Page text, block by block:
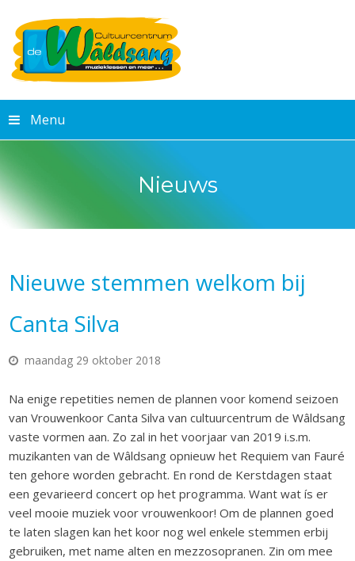
Menu
Nieuws
Nieuwe stemmen welkom bij
Canta Silva
maandag 29 oktober 2018
Na enige repetities nemen de plannen voor komend seizoen
van Vrouwenkoor Canta Silva van cultuurcentrum de Wâldsang
vaste vormen aan. Zo zal in het voorjaar van 2019 i.s.m.
muzikanten van de Wâldsang opnieuw het Requiem van Fauré
ten gehore worden gebracht. En rond de Kerstdagen staat
een gevarieerd concert op het programma. Want wat ís er
veel mooie muziek voor vrouwenkoor! Om deplannen goed
te laten slagen kan het koor nog wel enkele stemmen erbij
gebruiken, met name alten en mezzosopranen. Zin om mee